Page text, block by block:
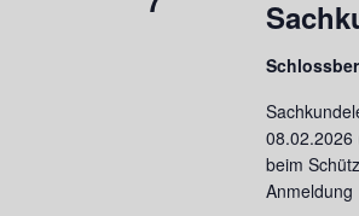
08.02.2026
beim
Anmeldung